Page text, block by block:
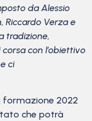
da Alessio
Riccardo Verza e
tradizione,
con l’obiettivo
ci
formazione 2022
che potrà